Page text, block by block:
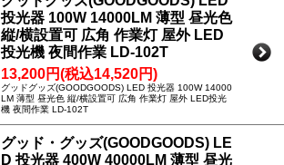
投光器 100W 14000LM 薄型 昼光色
縦/横設置可 広角 作業灯 屋外 LED
投光機 夜間作業 LD-102T
13,200円(税込14,520円)
グッドグッズ(GOODGOODS) LED 投光器 100W 14000
LM 薄型 昼光色 縦/横設置可 広角 作業灯 屋外 LED投光
機 夜間作業 LD-102T
グッド・グッズ(GOODGOODS) LE
D 投光器 400W 40000LM 薄型 昼光